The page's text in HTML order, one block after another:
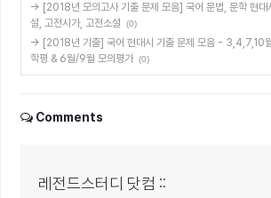
→ [2018년 모의고사 기출 문제 모음] 국어 문법, 문학 현대
설, 고전시가, 고전소설
(0)
→ [2018년 기출] 국어 현대시 기출 문제 모음 - 3,4,7,10
학평 & 6월/9월 모의평가 (0)
Comments
레전드스터디 닷컴 ::